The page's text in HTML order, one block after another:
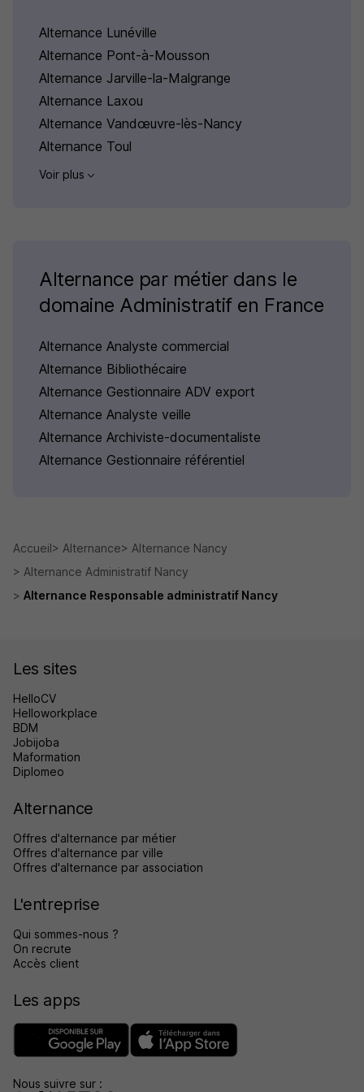
Alternance Lunéville
Alternance Pont-à-Mousson
Alternance Jarville-la-Malgrange
Alternance Laxou
Alternance Vandœuvre-lès-Nancy
Alternance Toul
Voir plus
Alternance par métier dans le
domaine Administratif en France
Alternance Analyste commercial
Alternance Bibliothécaire
Alternance Gestionnaire ADV export
Alternance Analyste veille
Alternance Archiviste-documentaliste
Alternance Gestionnaire référentiel
Accueil Alternance
Alternance Nancy
Alternance Administratif Nancy
Alternance Responsable administratif Nancy
Les sites
HelloCV
Helloworkplace
BDM
Jobijoba
Maformation
Diplomeo
Alternance
Offres d'alternance par métier
Offres d'alternance par ville
Offres d'alternance par association
L'entreprise
Qui sommes-nous ?
On recrute
Accès client
Les apps
Nous suivre sur :